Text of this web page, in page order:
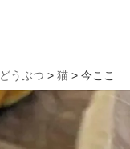
どうぶつ > 猫 > 今ここ